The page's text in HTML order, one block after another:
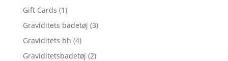
Gift Cards (1)
Graviditets badetøj (3)
Graviditets bh (4)
Graviditetsbadetøj (2)